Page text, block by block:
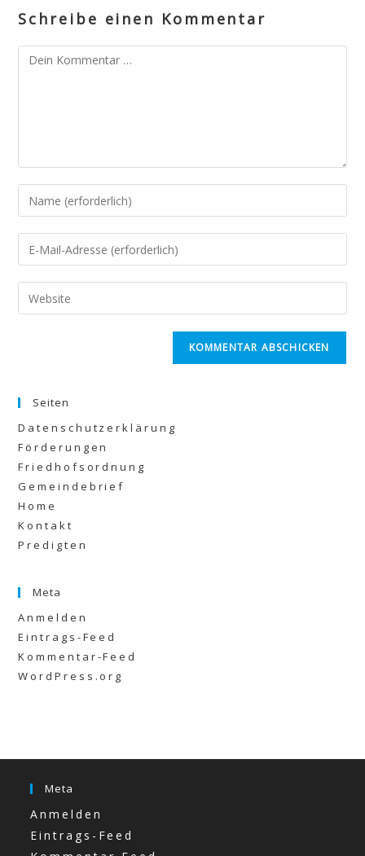
Schreibe einen Kommentar
Seiten
Datenschutzerklärung
Förderungen
Friedhofsordnung
Gemeindebrief
Home
Kontakt
Predigten
Meta
Anmelden
Eintrags-Feed
Kommentar-Feed
WordPress.org
Meta
Anmelden
Eintrags-Feed